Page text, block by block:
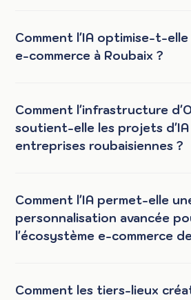
Comment l'IA optimise-t-
e-commerce à Roubaix ?
Comment l'infrastructure
soutient-elle les projets d'IA
entreprises roubaisiennes ?
Comment l'IA permet-elle
personnalisation avancée
l'écosystème e-commerce
Comment les tiers-lieux